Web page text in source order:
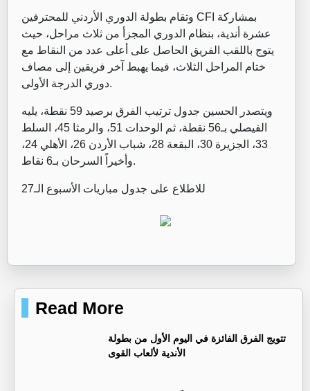
وتقام بطولة الدوري الأردني للمحترفين CFI بمشاركة
عشرة أندية، بنظام الدوري المجزأ من ثلاث مراحل، حيث
يتوج باللقب الفريق الحاصل على أعلى عدد من النقاط مع
ختام المراحل الثلاث، فيما يهبط آخر فريقين إلى مصاف
دوري الدرجة الأولى.
ويتصدر الحسين جدول ترتيب الفرق برصيد 59 نقطة، يليه
الفيصلي بـ56 نقطة، ثم الوحدات 51، والرمثا 45، السلط
33، الجزيرة 30، البقعة 28، شباب الأردن 26، الأهلي 24،
وأخيراً السرحان بـ6 نقاط.
للاطلاع على جدول مباريات الأسبوع الـ27
Read More
تتويج الفرق الفائزة في اليوم الأول من بطولة
الأندية لألعاب القوى